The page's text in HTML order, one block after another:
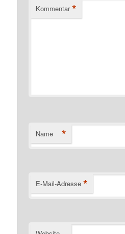
Kommentar *
Name *
E-Mail-Adresse *